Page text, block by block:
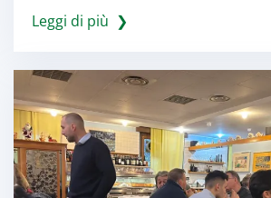
Leggi di più ❯